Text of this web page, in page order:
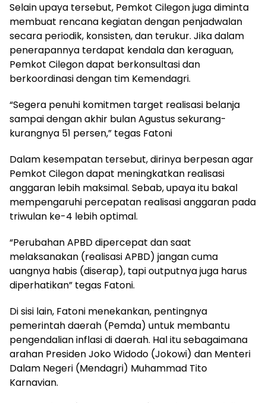
Selain upaya tersebut, Pemkot Cilegon juga diminta
membuat rencana kegiatan dengan penjadwalan
secara periodik, konsisten, dan terukur. Jika dalam
penerapannya terdapat kendala dan keraguan,
Pemkot Cilegon dapat berkonsultasi dan
berkoordinasi dengan tim Kemendagri.
“Segera penuhi komitmen target realisasi belanja
sampai dengan akhir bulan Agustus sekurang-
kurangnya 51 persen,” tegas Fatoni
Dalam kesempatan tersebut, dirinya berpesan agar
Pemkot Cilegon dapat meningkatkan realisasi
anggaran lebih maksimal. Sebab, upaya itu bakal
mempengaruhi percepatan realisasi anggaran pada
triwulan ke-4 lebih optimal.
“Perubahan APBD dipercepat dan saat
melaksanakan (realisasi APBD) jangan cuma
uangnya habis (diserap), tapi outputnya juga harus
diperhatikan” tegas Fatoni.
Di sisi lain, Fatoni menekankan, pentingnya
pemerintah daerah (Pemda) untuk membantu
pengendalian inflasi di daerah. Hal itu sebagaimana
arahan Presiden Joko Widodo (Jokowi) dan Menteri
Dalam Negeri (Mendagri) Muhammad Tito
Karnavian.